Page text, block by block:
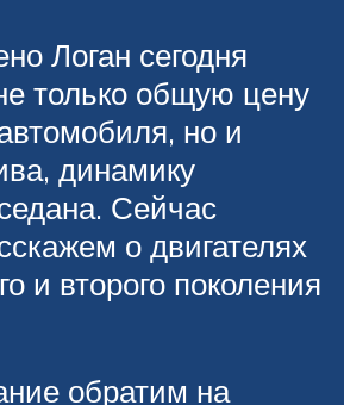
Логан сегодня
только общую цену
но и
динамику
Сейчас
о двигателях
и второго поколения
обратим на